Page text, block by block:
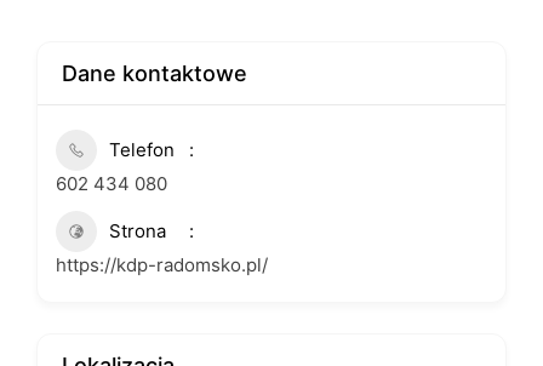
Dane kontaktowe
Telefon
602 434 080
Strona
https://kdp-radomsko.pl/